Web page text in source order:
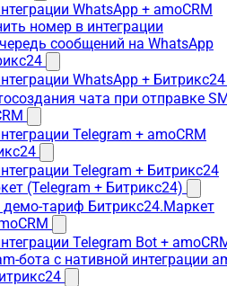
WhatsApp + amoCRM
номер в интеграции
сообщений на WhatsApp
WhatsApp + Битрикс24
чата при отправке
Telegram + amoCRM
Telegram + Битрикс24
(Telegram + Битрикс24)
тариф Битрикс24.Маркет
Telegram Bot +
бота с нативной интеграции